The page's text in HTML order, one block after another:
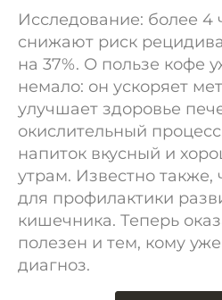
Исследование: более
снижают риск
на 37%. О пользе кофе
немало: он ускоряет
улучшает здоровье
окислительный
напиток вкусный и
утрам. Известно также,
для профилактики
кишечника. Теперь
полезен и тем, кому
диагноз.